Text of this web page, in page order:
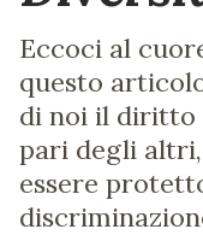
Eccoci al
questo
di noi il diritto
pari degli
essere